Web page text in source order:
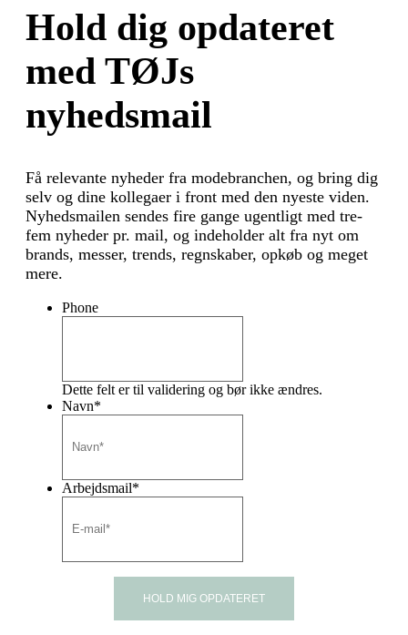
Hold dig opdateret
med TØJs
nyhedsmail
Få relevante nyheder fra modebranchen, og bring dig
selv og dine kollegaer i front med den nyeste viden.
Nyhedsmailen sendes fire gange ugentligt med tre-
fem nyheder pr. mail, og indeholder alt fra nyt om
brands, messer, trends, regnskaber, opkøb og meget
mere.
Phone
Dette felt er til validering og bør ikke ændres.
Navn*
Arbejdsmail*